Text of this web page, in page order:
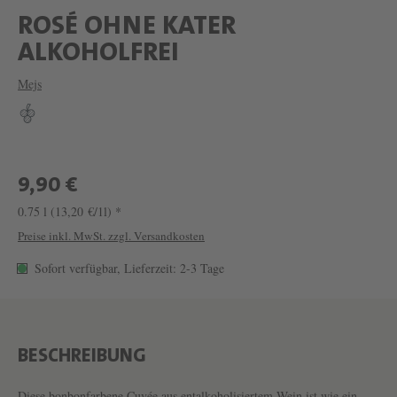
ROSÉ OHNE KATER
ALKOHOLFREI
É
O
Mejs
9,90 €
0.75 l (13,20 €/1l) *
Preise inkl. MwSt. zzgl. Versandkosten
Sofort verfügbar, Lieferzeit: 2-3 Tage
BESCHREIBUNG